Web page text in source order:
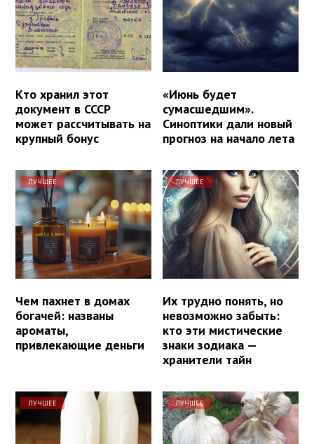
Кто хранил этот
документ в СССР
может рассчитывать на
крупный бонус
«Июнь будет
сумасшедшим».
Синоптики дали новый
прогноз на начало лета
ЛУЧШЕЕ
Чем пахнет в домах
богачей: названы
ароматы,
привлекающие деньги
ЛУЧШЕЕ
Их трудно понять, но
невозможно забыть:
кто эти мистические
знаки зодиака —
хранители тайн
ЛУЧШЕЕ ЛУЧШЕЕ